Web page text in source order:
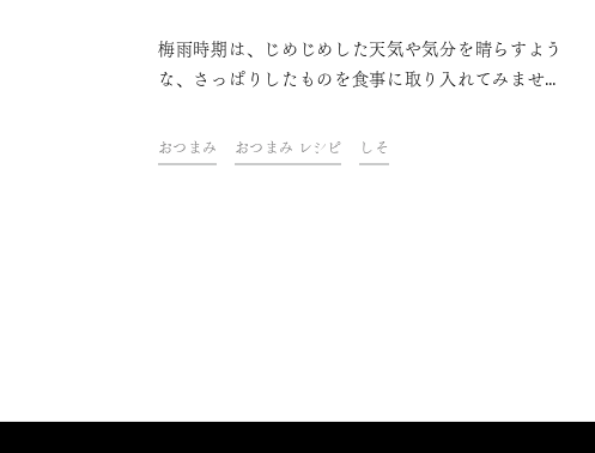
梅雨時期は、じめじめした天気や気分を晴らすよう
な、さっぱりしたものを食事に取り入れてみません
が考えた、さっぱりと食べやすい梅やしそを使った
おつまみレシピをご紹介します。大葉の香味や梅の
おつまみ おつまみ レシピ しそ